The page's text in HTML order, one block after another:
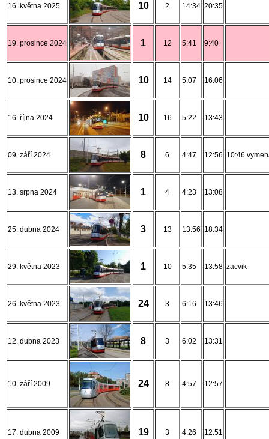
16. května 2025 10 2 14:34 20:35
19. prosince 2024 1 12 5:41 9:40
10. prosince 2024 10 14 5:07 16:06
16. října 2024 10 16 5:22 13:43
09. září 2024 8 6 4:47 12:56 10:46
13. srpna 2024 1 4 4:23 13:08
25. dubna 2024 3 13 13:56 18:34
29. května 2023 1 10 5:35 13:58 zacvik
26. května 2023 24 3 6:16 13:46
12. dubna 2023 8 3 6:02 13:31
10. září 2009 24 8 4:57 12:57
17. dubna 2009 19 3 4:26 12:51